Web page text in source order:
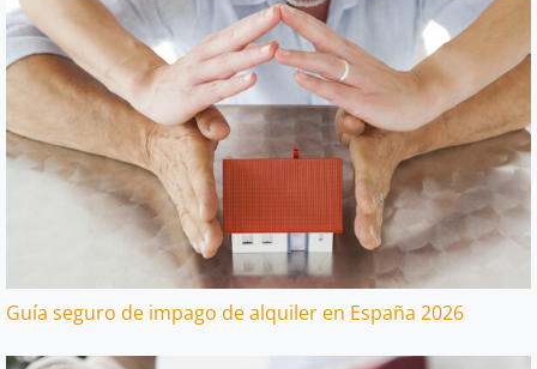
Guía seguro de impago de alquiler en España 2026